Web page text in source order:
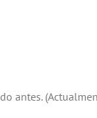
antes.